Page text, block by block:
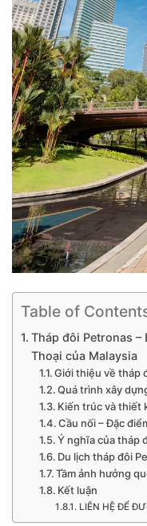
Table of
Tháp đôi Petronas –
Thoại của Malaysia
Giới thiệu về tháp
Quá trình xây
Kiến trúc và thiết
Cầu nối – Đặc
Ý nghĩa của tháp
Du lịch tháp đôi
Tầm ảnh hưởng
Kết luận
LIÊN HỆ ĐỂ